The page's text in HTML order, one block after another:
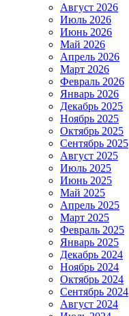
Август 2026
Июль 2026
Июнь 2026
Май 2026
Апрель 2026
Март 2026
Февраль 2026
Январь 2026
Декабрь 2025
Ноябрь 2025
Октябрь 2025
Сентябрь 2025
Август 2025
Июль 2025
Июнь 2025
Май 2025
Апрель 2025
Март 2025
Февраль 2025
Январь 2025
Декабрь 2024
Ноябрь 2024
Октябрь 2024
Сентябрь 2024
Август 2024